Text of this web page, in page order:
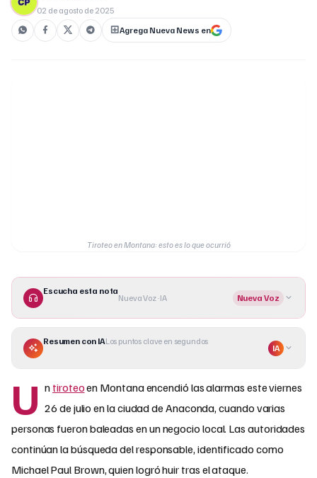
02 de agosto de 2025
Agrega Nueva News en
Tiroteo en Montana: esto es lo que ocurrió
Escucha esta nota
Nueva Voz · IA Nueva Voz
Resumen con IALos puntos clave en segundos
IA
U n tiroteoen Montana encendió las alarmas este viernes
26 de julio en la ciudad de Anaconda, cuando varias
personas fueron baleadas en un negocio local. Las autoridades
continúan la búsqueda del responsable, identificado como
Michael Paul Brown, quien logró huir tras el ataque.